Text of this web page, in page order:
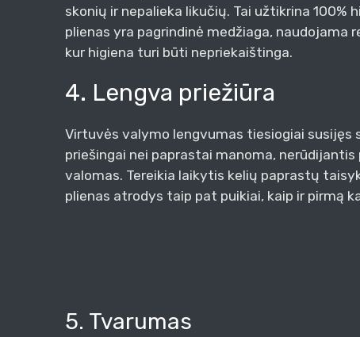
skonių ir nepalieka likučių. Tai užtikrina 100%
plienas yra pagrindinė medžiaga, naudojama
kur higiena turi būti nepriekaištinga.
4. Lengva priežiūra
Virtuvės valymo lengvumas tiesiogiai susijęs
priešingai nei paprastai manoma, nerūdijantis
valomas. Tereikia laikytis kelių paprastų
plienas atrodys taip pat puikiai, kaip ir pirmą
5. Tvarumas